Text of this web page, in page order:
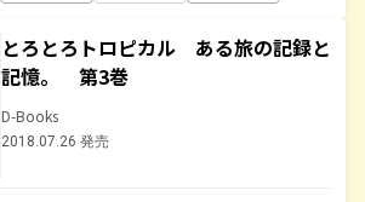
とろとろトロピカル ある旅の記録と
記憶。 第3巻
D-Books
2018.07.26 発売